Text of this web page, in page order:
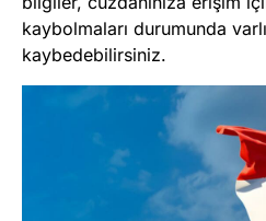
kaybolmaları durumunda
kaybedebilirsiniz.